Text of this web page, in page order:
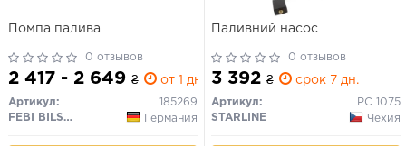
Помпа палива
0 отзывов
2 417 - 2 649 ₴ от 1 дн.
Артикул:
185269
FEBI BILSTEIN
Германия
Паливний насос
0 отзывов
3 392 ₴ срок 7 дн.
Артикул:
PC 1075
STARLINE
Чехия